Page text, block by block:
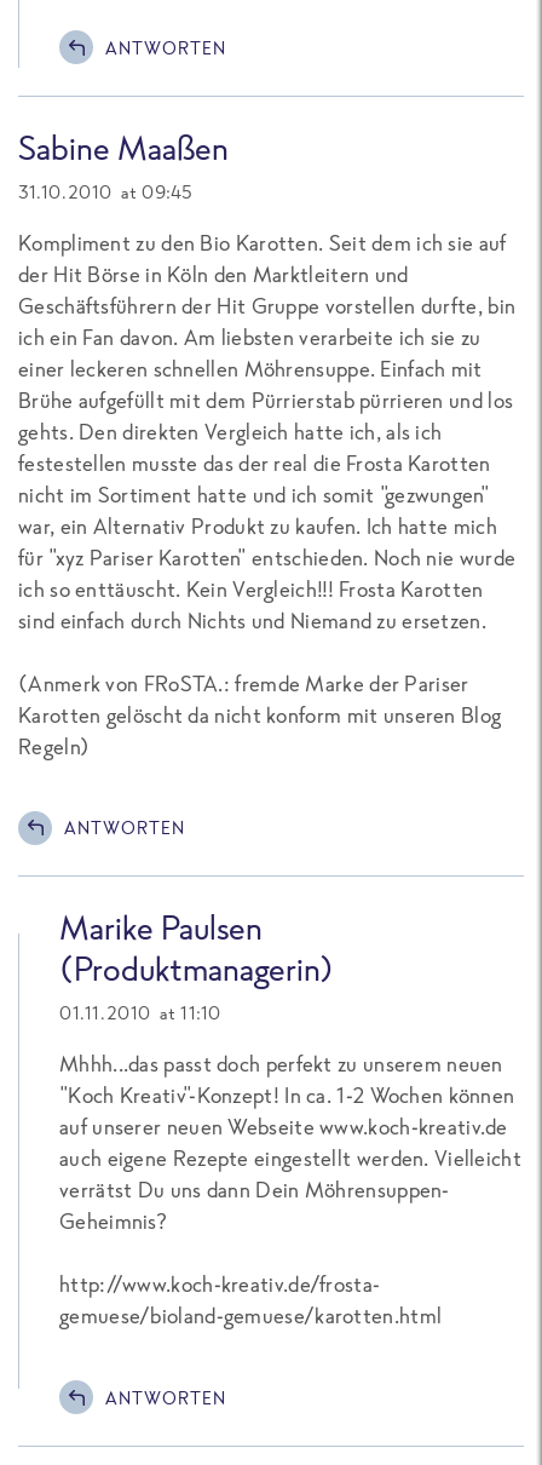
ANTWORTEN
Sabine Maaßen
31.10.2010 at 09:45
Kompliment zu den Bio Karotten. Seit dem ich sie auf
der Hit Börse in Köln den Marktleitern und
Geschäftsführern der Hit Gruppe vorstellen durfte, bin
ich ein Fan davon. Am liebsten verarbeite ich sie zu
einer leckeren schnellen Möhrensuppe. Einfach mit
Brühe aufgefüllt mit dem Pürrierstab pürrieren und los
gehts. Den direkten Vergleich hatte ich, als ich
festestellen musste das der real die Frosta Karotten
nicht im Sortiment hatte und ich somit "gezwungen"
war, ein Alternativ Produkt zu kaufen. Ich hatte mich
für "xyz Pariser Karotten" entschieden. Noch nie wurde
ich so enttäuscht. Kein Vergleich!!! Frosta Karotten
sind einfach durch Nichts und Niemand zu ersetzen.
(Anmerk von FRoSTA.: fremde Marke der Pariser
Karotten gelöscht da nicht konform mit unseren Blog
Regeln)
ANTWORTEN
Marike Paulsen
(Produktmanagerin)
01.11.2010 at 11:10
Mhhh...das passt doch perfekt zu unserem neuen
"Koch Kreativ"-Konzept! In ca. 1-2 Wochen können
auf unserer neuen Webseite www.koch-kreativ.de
auch eigene Rezepte eingestellt werden. Vielleicht
verrätst Du uns dann Dein Möhrensuppen-
Geheimnis?
http://www.koch-kreativ.de/frosta-
gemuese/bioland-gemuese/karotten.html
ANTWORTEN